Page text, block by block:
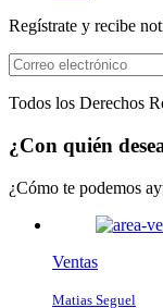
Regístrate y recibe
Todos los Derechos
¿Con quién
¿Cómo te podemos
Ventas
Matias Seguel